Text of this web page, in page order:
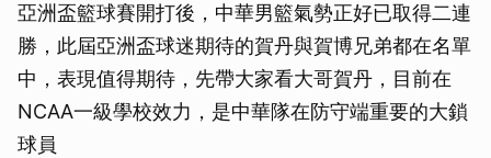
亞洲盃籃球賽開打後，中華男籃氣勢正好已取得二連
勝，此屆亞洲盃球迷期待的賀丹與賀博兄弟都在名單
中，表現值得期待，先帶大家看大哥賀丹，目前在
NCAA一級學校效力，是中華隊在防守端重要的大鎖
球員